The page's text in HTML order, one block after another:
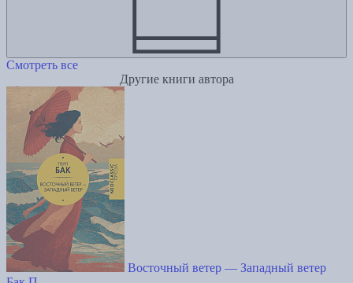
Смотреть все
Другие книги автора
Восточный ветер — Западный ветер